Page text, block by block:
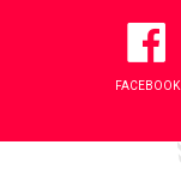
FACEBOOK